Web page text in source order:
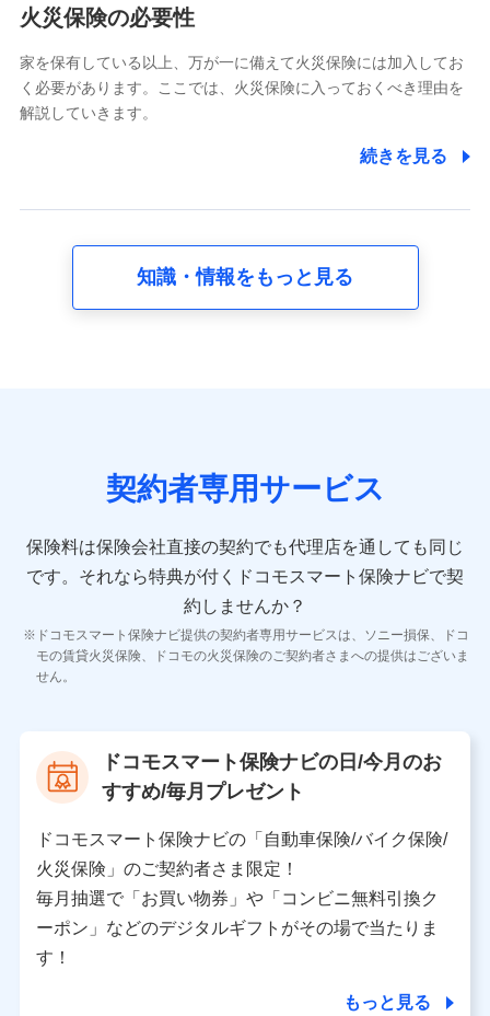
電話対応の品質向上およびお問合せ内容の正確な把握のため
6.採用応募者の個人情報
採用選考および入社手続を実施するため
8.取引先個人情報
取引先としての選定業務、営業情報の提供業務、契約締結手
10.受託業務の 個人情報
11.マイカー通勤管理クラウド並びに法人向けASPサー
ビスに関してのお問い合わせ情報
各種お問い合わせに対応するため
当社のサービスに関する情報提供や、皆様に有用なお知らせ
をお送りするため
当社の対応品質向上やお問い合わせ内容の正確な把握のため
個人情報保護管理者の職名、連絡先
〒103-0013 東京都中央区日本橋人形町2-14-10 アー
バンネット日本橋ビル 3F
株式会社ドコモ・インシュアランス
個人情報の第三者提供について
火災保険の必要性
家を保有している以上、万が一に備えて火災保険には加入してお
く必要があります。ここでは、火災保険に入っておくべき理由を
解説していきます。
続きを見る
知識・情報をもっと見る
契約者専用サービス
保険料は保険会社直接の契約でも代理店を通しても同じ
です。 それなら特典が付くドコモスマート保険ナビで契
約しませんか？
ドコモスマート保険ナビ提供の契約者専用サービスは、ソニー損保、ドコ
モの賃貸火災保険、ドコモの火災保険のご契約者さまへの提供はございま
せん。
ドコモスマート保険ナビの日/今月のお
すすめ/毎月プレゼント
ドコモスマート保険ナビの「自動車保険/バイク保険/
火災保険」のご契約者さま限定！
毎月抽選で「お買い物券」や「コンビニ無料引換ク
ーポン」などのデジタルギフトがその場で当たりま
す！
もっと見る